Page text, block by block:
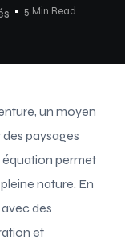
5 Min Read
un moyen
paysages
permet
nature. En
des
et